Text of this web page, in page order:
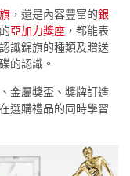
，還是內容豐富的銀
亞加力獎座 ，都能表
識錦旗的種類及贈送
的認識。
金屬獎盃、獎牌訂造
選購禮品的同時學習